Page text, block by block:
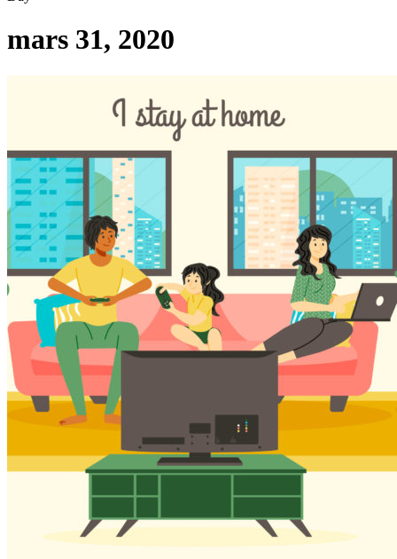
mars 31, 2020